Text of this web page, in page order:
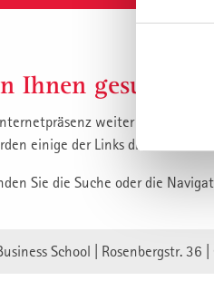
Ihnen gesuchte
weiter zu
einige der Links die auf
Sie die Suche oder die
School | Rosenbergstr. 36